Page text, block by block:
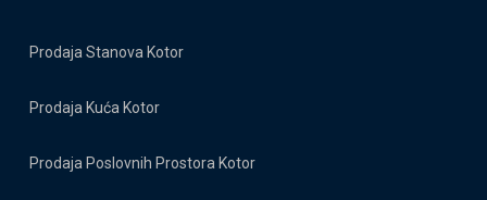
Prodaja Stanova Kotor
Prodaja Kuća Kotor
Prodaja Poslovnih Prostora Kotor